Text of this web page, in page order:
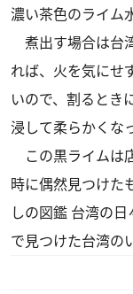
濃い茶色のライム
煮出す場合は台
れば、火を気にせ
いので、割るとき
浸して柔らかくな
この黒ライムは
時に偶然見つけた
しの図鑑 台湾の
で見つけた台湾の